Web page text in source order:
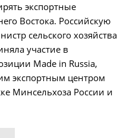
экспортные
Востока. Российскую
сельского хозяйства
участие в
Made in Russia,
экспортным центром
Минсельхоза России и